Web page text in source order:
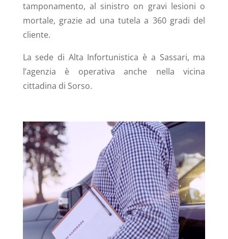
tamponamento, al sinistro on gravi lesioni o
mortale, grazie ad una tutela a 360 gradi del
cliente.
La sede di Alta Infortunistica è a Sassari, ma
l’agenzia è operativa anche nella vicina
cittadina di Sorso.